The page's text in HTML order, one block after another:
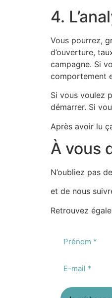
4.
Vous pourrez,
d’ouverture,
campagne. Si
comportement
Si vous voulez
démarrer. Si
Après avoir lu
À vous
N’oubliez pas
et de nous
Retrouvez